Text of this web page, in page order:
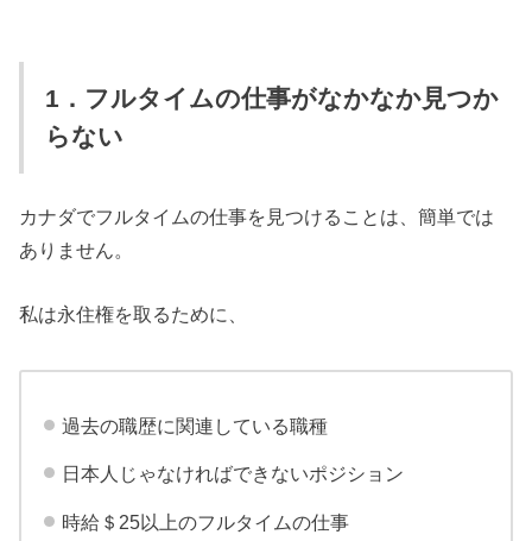
1．フルタイムの仕事がなかなか見つか
らない
カナダでフルタイムの仕事を見つけることは、簡単では
ありません。
私は永住権を取るために、
過去の職歴に関連している職種
日本人じゃなければできないポジション
時給＄25以上のフルタイムの仕事